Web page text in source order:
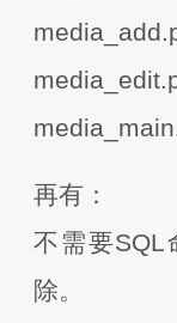
再有：
不需要SQL
除。